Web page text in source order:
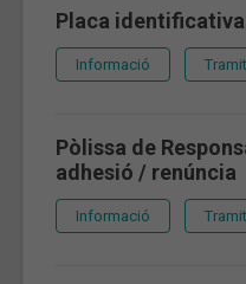
Placa
Informació
Pòlissa de
adhesió / renúncia
Informació